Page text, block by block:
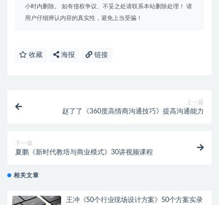
小时内删除。 如有侵权争议、不妥之处请联系本站删除处理！ 请
用户仔细辨认内容的真实性，避免上当受骗！
收藏 海报 链接
上一篇
赵了了《360度高情商沟通技巧》提高沟通能力
下一篇
夏鹏《新时代教培与商业模式》30讲视频课程
相关文章
王冲《50个行业现场设计方案》50个方案实录